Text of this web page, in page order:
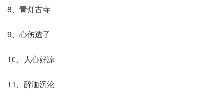
8、青灯古寺
9、心伤透了
10、人心好凉
11、醉湎沉沦